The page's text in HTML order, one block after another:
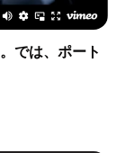
では、ポート